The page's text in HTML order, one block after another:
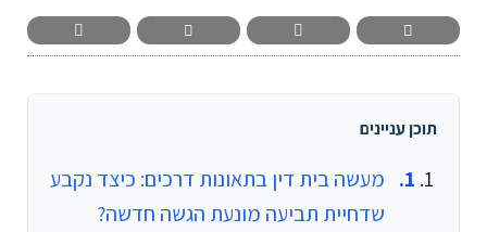
תוכן עניינים
מעשה בית דין בתאונות דרכים: כיצד נקבע
שדחיית תביעה מונעת הגשה חדשה?